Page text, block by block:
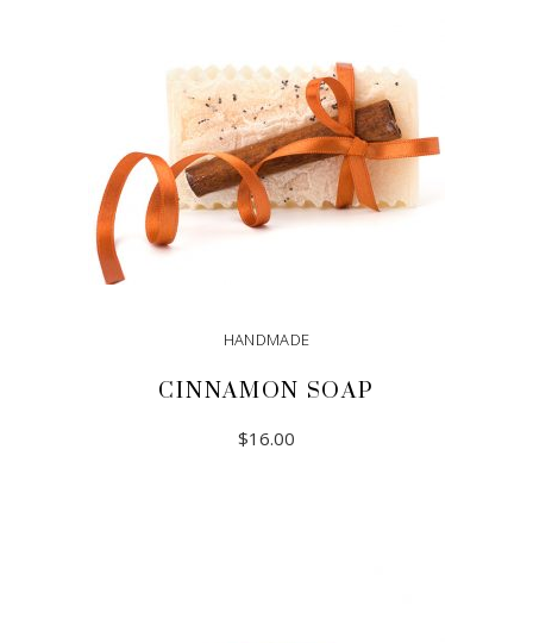
HANDMADE
CINNAMON SOAP
$16.00